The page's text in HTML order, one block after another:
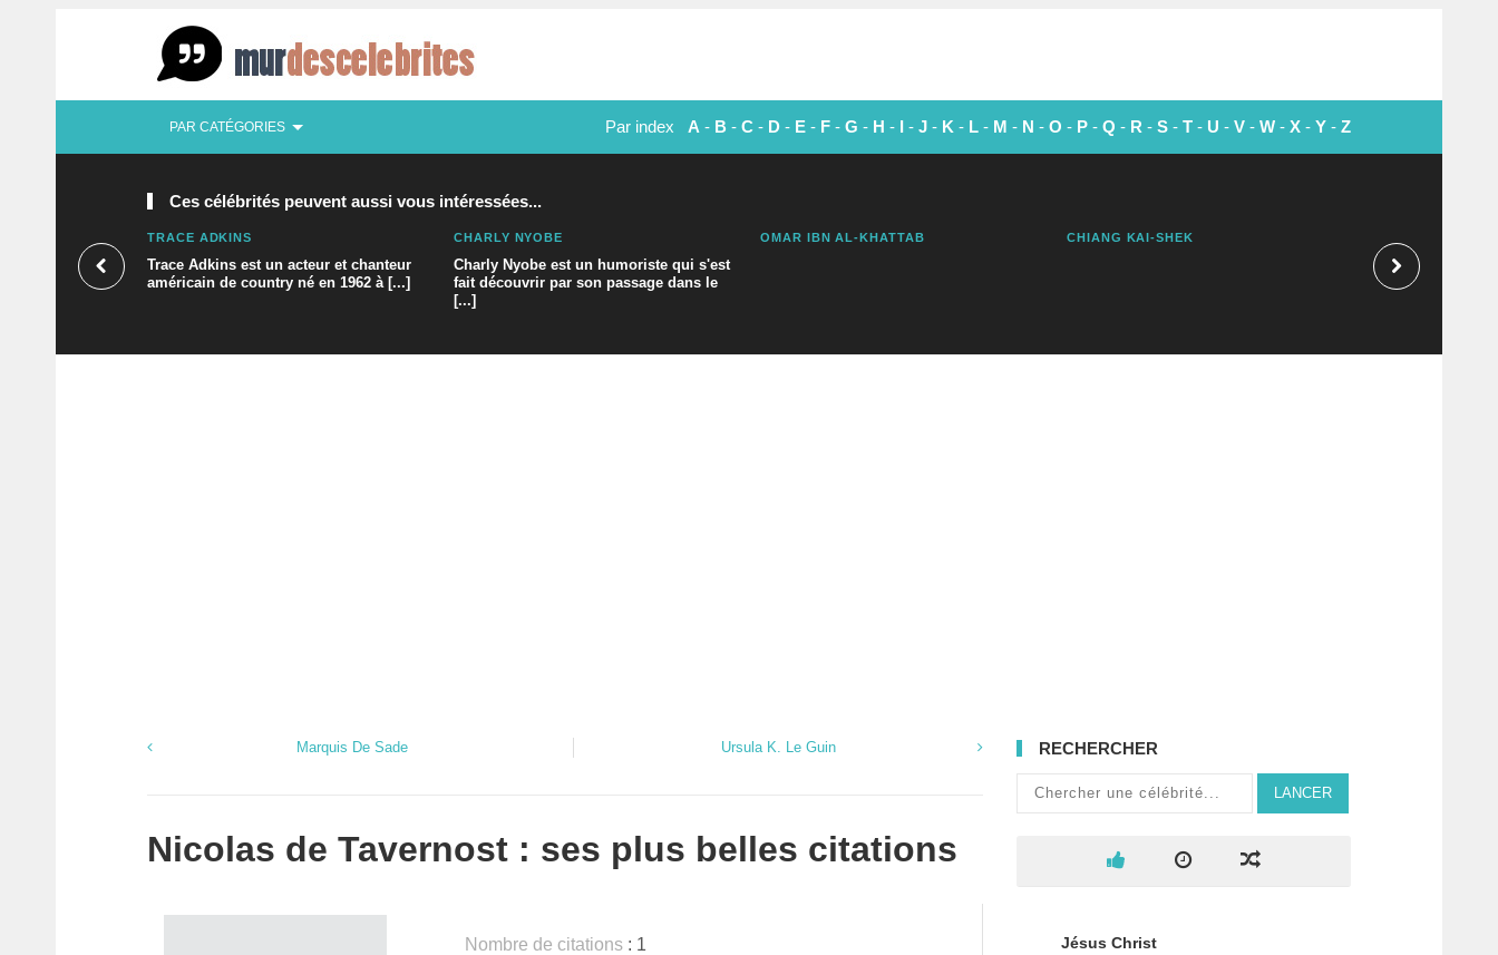
PAR CATÉGORIES Par index A - B - C - D - E - F - G - H - I - J - K - L - M - N - O - P - Q - R - S - T - U - V - W - X - Y - Z
Ces célébrités peuvent aussi vous intéressées...
TRACE ADKINS
Trace Adkins est un acteur et chanteur
américain de country né en 1962 à [...]
CHARLY NYOBE
Charly Nyobe est un humoriste qui s'est
fait découvrir par son passage dans le
[...]
OMAR IBN AL-KHATTAB CHIANG KAI-SHEK
Marquis De Sade Ursula K. Le Guin
Nicolas de Tavernost : ses plus belles citations
Nombre de citations : 1
RECHERCHER
LANCER
Jésus Christ